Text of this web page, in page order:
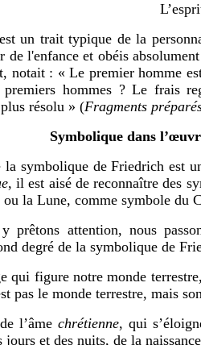
trait typique de la
de l'enfance et obéis
notait : « Le premier homme
hommes ? Le frais
résolu » (Fragments
Symbolique dans
de Friedrich est
, il est aisé de reconnaître des
ou la Lune, comme symbole du
prêtons attention, nous
degré de la symbolique de
qui figure notre monde
pas le monde terrestre, mais
l’âmechrétienne, qui
jours et des nuits, de la